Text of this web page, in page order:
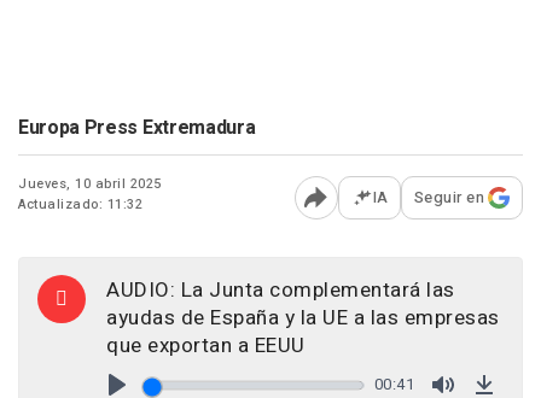
Europa Press Extremadura
Jueves, 10 abril 2025
Actualizado: 11:32
Abrir opciones para
IA Seguir en
AUDIO: La Junta complementará las
ayudas de España y la UE a las empresas
que exportan a EEUU
00:41